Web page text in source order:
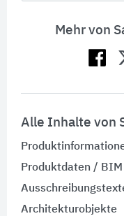
Mehr von
Alle Inhalte von
Produktdaten / BIM
Architekturobjekte